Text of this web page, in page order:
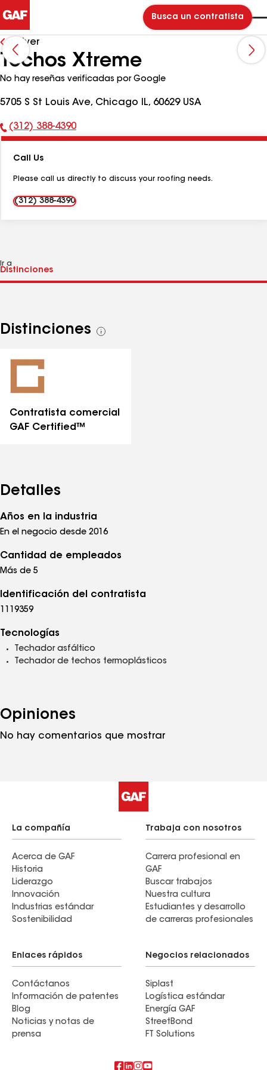
Busca un contratista
Volver
Techos Xtreme
No hay reseñas verificadas por Google
5705 S St Louis Ave, Chicago IL, 60629 USA
Número
teléfono:
(312) 388-4390
Call Us
Please call us directly to discuss your roofing needs.
(312) 388-4390
Ir a
Distinciones
Ver
Contratista comercial
GAF Certified™
Detalles
Años en la industria
En el negocio desde 2016
Cantidad de empleados
Más de 5
Identificación del contratista
1119359
Tecnologías
Techador asfáltico
Techador de techos termoplásticos
Opiniones
No hay comentarios que mostrar
La compañía
Acerca de GAF
Historia
Liderazgo
Innovación
Industrias estándar
Sostenibilidad
Trabaja con nosotros
Carrera profesional en
GAF
Buscar trabajos
Nuestra cultura
Estudiantes y desarrollo
de carreras profesionales
Enlaces rápidos
Contáctanos
Información de patentes
Blog
Noticias y notas de
prensa
Negocios relacionados
Siplast
Logística estándar
Energía GAF
StreetBond
FT Solutions